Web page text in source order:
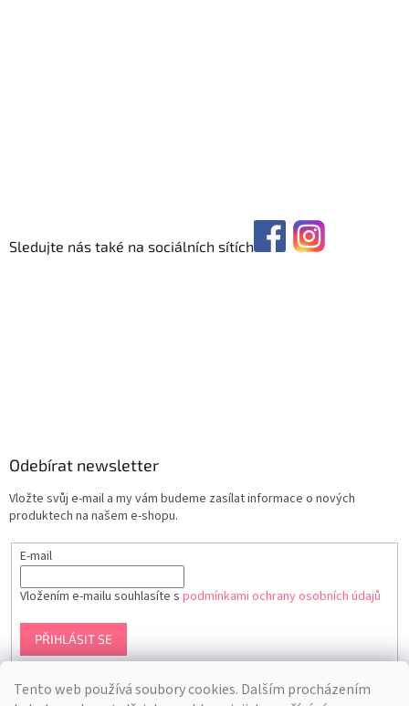
Tento web používá soubory cookies. Dalším procházením
Sledujte nás také na sociálních sítích
Odebírat newsletter
Vložte svůj e-mail a my vám budeme zasílat informace o nových
produktech na našem e-shopu.
E-mail
Vložením e-mailu souhlasíte s podmínkami ochrany osobních údajů
PŘIHLÁSIT SE